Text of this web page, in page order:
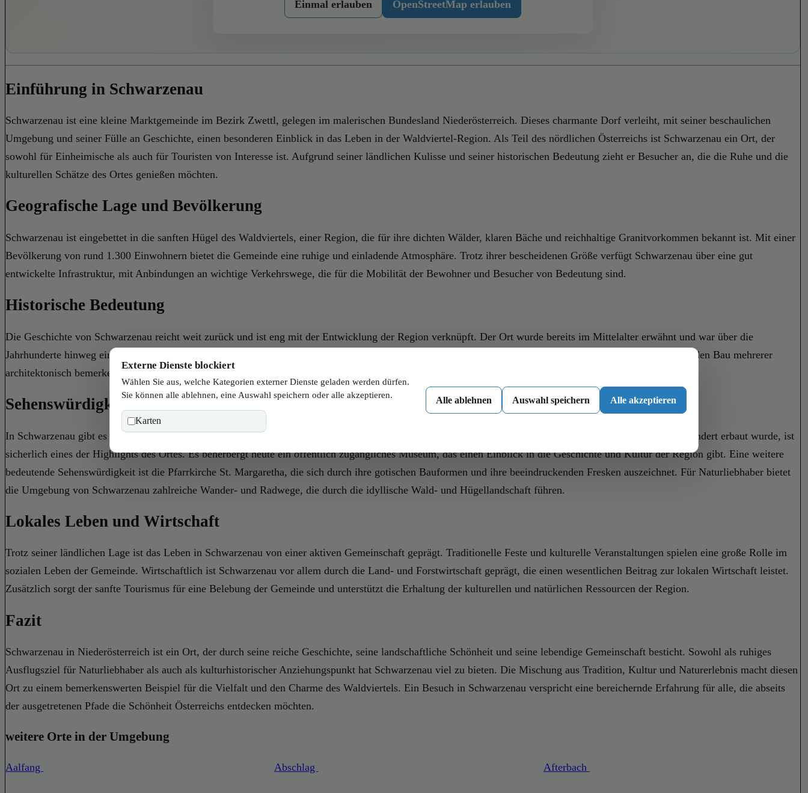
Einmal erlauben OpenStreetMap erlauben
Einführung in Schwarzenau
Schwarzenau ist eine kleine Marktgemeinde im Bezirk Zwettl, gelegen im malerischen Bundesland Niederösterreich. Dieses charmante Dorf verleiht, mit seiner beschaulichen
Umgebung und seiner Fülle an Geschichte, einen besonderen Einblick in das Leben in der Waldviertel-Region. Als Teil des nördlichen Österreichs ist Schwarzenau ein Ort, der
sowohl für Einheimische als auch für Touristen von Interesse ist. Aufgrund seiner ländlichen Kulisse und seiner historischen Bedeutung zieht er Besucher an, die die Ruhe und die
kulturellen Schätze des Ortes genießen möchten.
Geografische Lage und Bevölkerung
Schwarzenau ist eingebettet in die sanften Hügel des Waldviertels, einer Region, die für ihre dichten Wälder, klaren Bäche und reichhaltige Granitvorkommen bekannt ist. Mit einer
Bevölkerung von rund 1.300 Einwohnern bietet die Gemeinde eine ruhige und einladende Atmosphäre. Trotz ihrer bescheidenen Größe verfügt Schwarzenau über eine gut
entwickelte Infrastruktur, mit Anbindungen an wichtige Verkehrswege, die für die Mobilität der Bewohner und Besucher von Bedeutung sind.
Historische Bedeutung
Die Geschichte von Schwarzenau reicht weit zurück und ist eng mit der Entwicklung der Region verknüpft. Der Ort wurde bereits im Mittelalter erwähnt und war über die
Jahrhunderte hinweg ein wichtiger Knotenpunkt für Handel und Kultur. Besonders im 16. und 17. Jahrhundert erlebte Schwarzenau eine Blütezeit, die durch den Bau mehrerer
architektonisch bemerkenswerter Gebäude gekennzeichnet war. Diese historische Tiefe verleiht dem Ort bis heute eine besondere Atmosphäre.
Sehenswürdigkeiten in Schwarzenau
In Schwarzenau gibt es mehrere Sehenswürdigkeiten, die einen Besuch wert sind. Das Schloss Schwarzenau, ein prächtiges Barockschloss, das im 18. Jahrhundert erbaut wurde, ist
sicherlich eines der Highlights des Ortes. Es beherbergt heute ein öffentlich zugängliches Museum, das einen Einblick in die Geschichte und Kultur der Region gibt. Eine weitere
bedeutende Sehenswürdigkeit ist die Pfarrkirche St. Margaretha, die sich durch ihre gotischen Bauformen und ihre beeindruckenden Fresken auszeichnet. Für Naturliebhaber bietet
die Umgebung von Schwarzenau zahlreiche Wander- und Radwege, die durch die idyllische Wald- und Hügellandschaft führen.
Lokales Leben und Wirtschaft
Trotz seiner ländlichen Lage ist das Leben in Schwarzenau von einer aktiven Gemeinschaft geprägt. Traditionelle Feste und kulturelle Veranstaltungen spielen eine große Rolle im
sozialen Leben der Gemeinde. Wirtschaftlich ist Schwarzenau vor allem durch die Land- und Forstwirtschaft geprägt, die einen wesentlichen Beitrag zur lokalen Wirtschaft leistet.
Zusätzlich sorgt der sanfte Tourismus für eine Belebung der Gemeinde und unterstützt die Erhaltung der kulturellen und natürlichen Ressourcen der Region.
Fazit
Schwarzenau in Niederösterreich ist ein Ort, der durch seine reiche Geschichte, seine landschaftliche Schönheit und seine lebendige Gemeinschaft besticht. Sowohl als ruhiges
Ausflugsziel für Naturliebhaber als auch als kulturhistorischer Anziehungspunkt hat Schwarzenau viel zu bieten. Die Mischung aus Tradition, Kultur und Naturerlebnis macht diesen
Ort zu einem bemerkenswerten Beispiel für die Vielfalt und den Charme des Waldviertels. Ein Besuch in Schwarzenau verspricht eine bereichernde Erfahrung für alle, die abseits
der ausgetretenen Pfade die Schönheit Österreichs entdecken möchten.
weitere Orte in der Umgebung
Aalfang Abschlag Afterbach
Externe Dienste blockiert
Wählen Sie aus, welche Kategorien externer Dienste geladen werden dürfen.
Sie können alle ablehnen, eine Auswahl speichern oder alle akzeptieren.
Karten
Alle ablehnen Auswahl speichern Alle akzeptieren